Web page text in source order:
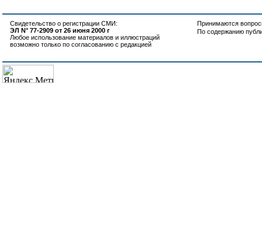
Свидетельство о регистрации СМИ:
ЭЛ N° 77-2909 от 26 июня 2000 г
Любое использование материалов и иллюстраций
возможно только по согласованию с редакцией
Принимаются
По содержанию